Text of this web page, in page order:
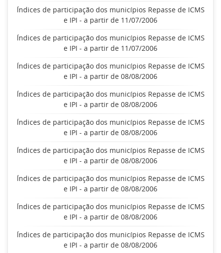
Índices de participação dos municípios Repasse de ICMS
e IPI - a partir de 11/07/2006
Índices de participação dos municípios Repasse de ICMS
e IPI - a partir de 11/07/2006
Índices de participação dos municípios Repasse de ICMS
e IPI - a partir de 08/08/2006
Índices de participação dos municípios Repasse de ICMS
e IPI - a partir de 08/08/2006
Índices de participação dos municípios Repasse de ICMS
e IPI - a partir de 08/08/2006
Índices de participação dos municípios Repasse de ICMS
e IPI - a partir de 08/08/2006
Índices de participação dos municípios Repasse de ICMS
e IPI - a partir de 08/08/2006
Índices de participação dos municípios Repasse de ICMS
e IPI - a partir de 08/08/2006
Índices de participação dos municípios Repasse de ICMS
e IPI - a partir de 08/08/2006